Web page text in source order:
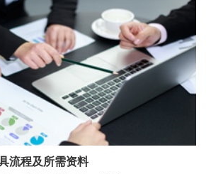
流程及所需资料